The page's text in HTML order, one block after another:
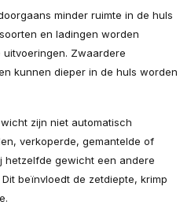
minder ruimte in de huls
en ladingen worden
Zwaardere
kunnen dieper in de huls worden
zijn niet automatisch
verkoperde, gemantelde of
hetzelfde gewicht een andere
beïnvloedt de zetdiepte, krimp